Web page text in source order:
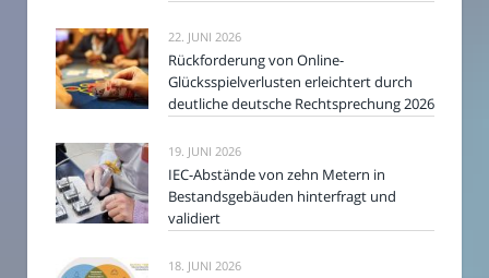
22. JUNI 2026
Rückforderung von Online-
Glücksspielverlusten erleichtert durch
deutliche deutsche Rechtsprechung 2026
19. JUNI 2026
IEC-Abstände von zehn Metern in
Bestandsgebäuden hinterfragt und
validiert
18. JUNI 2026